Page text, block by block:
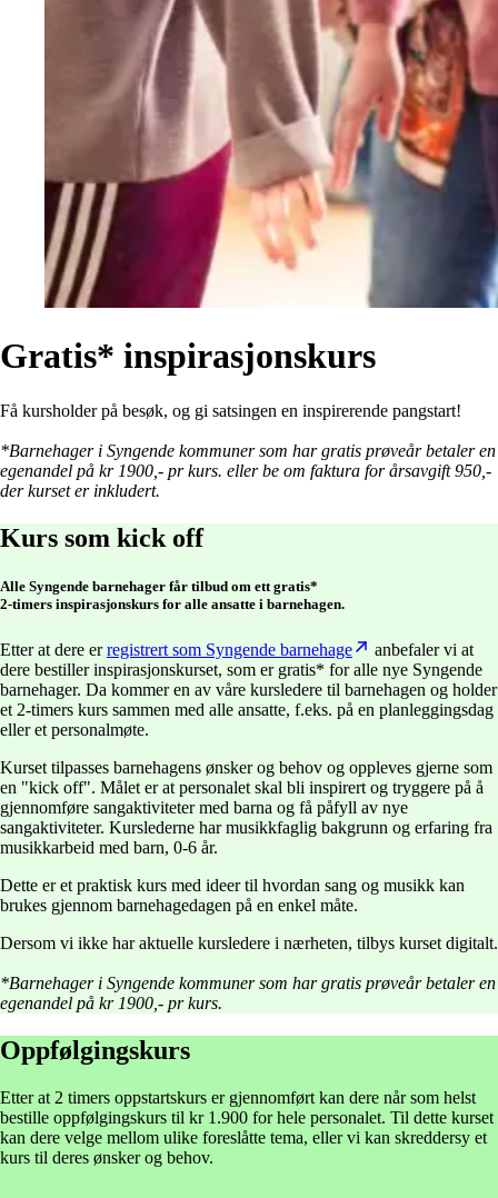
Gratis* inspirasjonskurs
Få kursholder på besøk, og gi satsingen en inspirerende pangstart!
*Barnehager i Syngende kommuner som har gratis prøveår betaler en
egenandel på kr 1900,- pr kurs. eller be om faktura for årsavgift 950,-
der kurset er inkludert.
Kurs som kick off
Alle Syngende barnehager får tilbud om ett gratis*
2-timers inspirasjonskurs for alle ansatte i barnehagen.
Etter at dere erregistrert som Syngende barnehage
anbefaler vi at
dere bestiller inspirasjonskurset, som er gratis* for alle nye Syngende
barnehager. Da kommer en av våre kursledere til barnehagen og holder
et 2-timers kurs sammen med alle ansatte, f.eks. på en planleggingsdag
eller et personalmøte.
Kurset tilpasses barnehagens ønsker og behov og oppleves gjerne som
en "kick off". Målet er at personalet skal bli inspirert og tryggere på å
gjennomføre sangaktiviteter med barna og få påfyll av nye
sangaktiviteter. Kurslederne har musikkfaglig bakgrunn og erfaring fra
musikkarbeid med barn, 0-6 år.
Dette er et praktisk kurs med ideer til hvordan sang og musikk kan
brukes gjennom barnehagedagen på en enkel måte.
Dersom vi ikke har aktuelle kursledere i nærheten, tilbys kurset digitalt.
*Barnehager i Syngende kommuner som har gratis prøveår betaler en
egenandel på kr 1900,- pr kurs.
Oppfølgingskurs
Etter at 2 timers oppstartskurs er gjennomført kan dere når som helst
bestille oppfølgingskurs til kr 1.900 for hele personalet. Til dette kurset
kan dere velge mellom ulike foreslåtte tema, eller vi kan skreddersy et
kurs til deres ønsker og behov.